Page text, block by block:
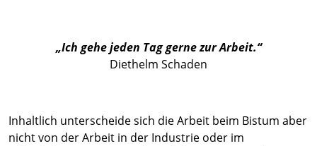
„Ich gehe jeden Tag gerne zur Arbeit.“
Diethelm Schaden
Inhaltlich unterscheide sich die Arbeit beim Bistum aber
nicht von der Arbeit in der Industrie oder im